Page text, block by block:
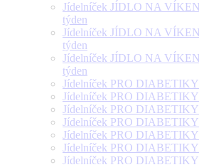
Jídelníček JÍDLO NA
týden
Jídelníček JÍDLO NA
týden
Jídelníček JÍDLO NA
týden
Jídelníček PRO DIABETIKY
Jídelníček PRO DIABETIKY
Jídelníček PRO DIABETIKY
Jídelníček PRO DIABETIKY
Jídelníček PRO DIABETIKY
Jídelníček PRO DIABETIKY
Jídelníček PRO DIABETIKY